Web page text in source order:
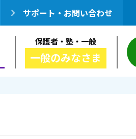
サポート・お問い合わせ
保護者・塾・一般
一般のみなさま